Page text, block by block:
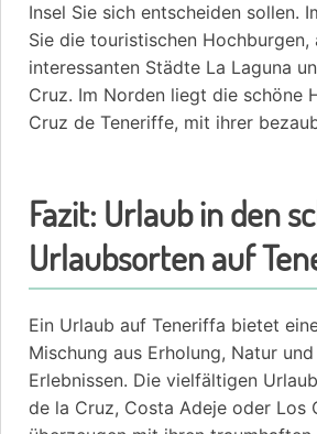
Insel Sie sich entscheiden sollen.
Sie die touristischen Hochburgen,
interessanten Städte La Laguna
Cruz. Im Norden liegt die schöne
Cruz de Teneriffe, mit ihrer
Fazit: Urlaub in den
Urlaubsorten auf
Ein Urlaub auf Teneriffa bietet
Mischung aus Erholung, Natur
Erlebnissen. Die vielfältigen
de la Cruz, Costa Adeje oder Los